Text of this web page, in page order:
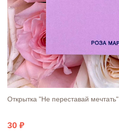
Открытка "Не переставай мечтать"
30